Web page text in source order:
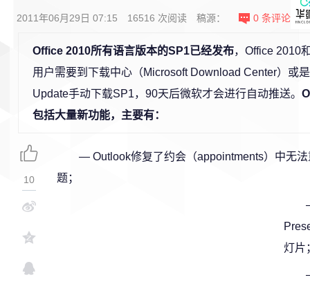
2011年06月29日 07:15 16516 次阅读 稿源： 0 条评论
Office 2010所有语言版本的SP1已经发布，Office 2010
用户需要到下载中心（Microsoft Download Center）或
Update手动下载SP1，90天后微软才会进行自动推送。
包括大量新功能，主要有：
— Outlook修复了约会（appointments）中无
题；
灯片
10